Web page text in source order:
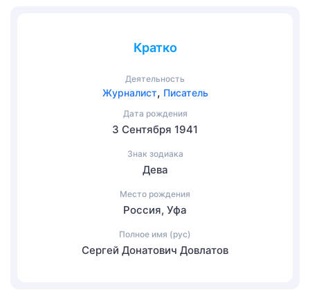
Кратко
Деятельность
Журналист, Писатель
Дата рождения
3 Сентября 1941
Знак зодиака
Дева
Место рождения
Россия, Уфа
Полное имя (рус)
Сергей Донатович Довлатов